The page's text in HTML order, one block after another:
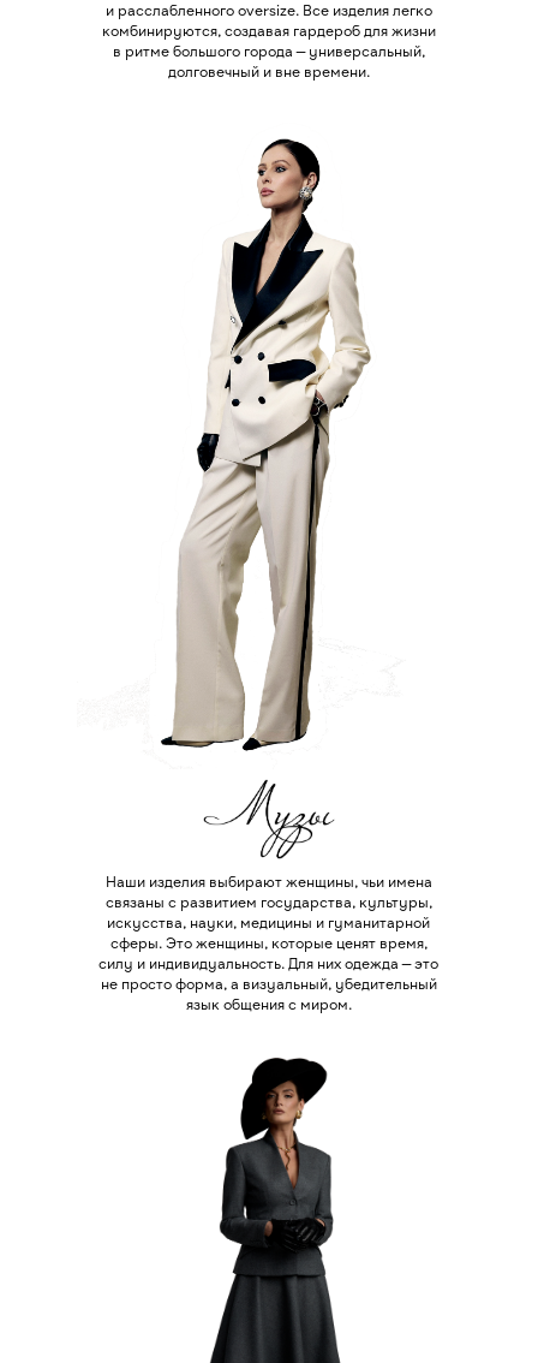
и расслабленного oversize. Все изделия легко
комбинируются, создавая гардероб для жизни
в ритме большого города — универсальный,
долговечный и вне времени.
Наши изделия выбирают женщины, чьи имена
связаны с развитием государства, культуры,
искусства, науки, медицины и гуманитарной
сферы. Это женщины, которые ценят время,
силу и индивидуальность. Для них одежда — это
не просто форма, а визуальный, убедительный
язык общения с миром.